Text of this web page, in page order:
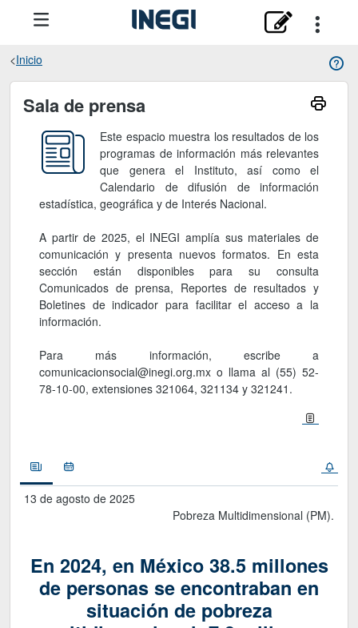
Inicio
Sala de prensa
Sala de prensa
Este espacio muestra los resultados de los
programas de información más relevantes
que genera el Instituto, así como el
Calendario de difusión de información
estadística, geográfica y de Interés Nacional.
A partir de 2025, el INEGI amplía sus materiales de
comunicación y presenta nuevos formatos. En esta
sección están disponibles para su consulta
Comunicados de prensa, Reportes de resultados y
Boletines de indicador para facilitar el acceso a la
información.
Para más información, escribe a
comunicacionsocial@inegi.org.mx o llama al (55) 52-
78-10-00, extensiones 321064, 321134 y 321241.
NoticiasCalendario
13 de agosto de 2025
Pobreza Multidimensional (PM).
En 2024, en México 38.5 millones
de personas se encontraban en
situación de pobreza